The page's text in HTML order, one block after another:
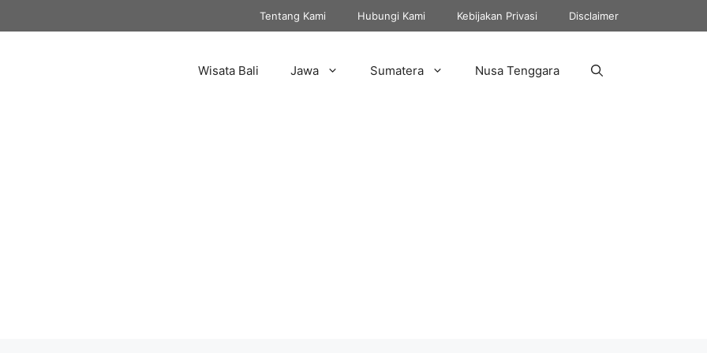
Tentang Kami Hubungi Kami Kebijakan Privasi Disclaimer
Wisata Bali Jawa Sumatera Nusa Tenggara